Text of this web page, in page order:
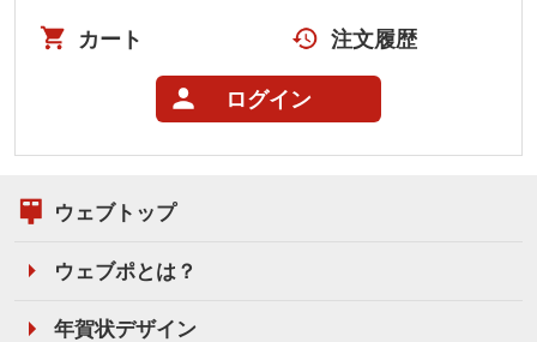
カート 注文履歴
ログイン
ウェブトップ
ウェブポとは？
年賀状デザイン